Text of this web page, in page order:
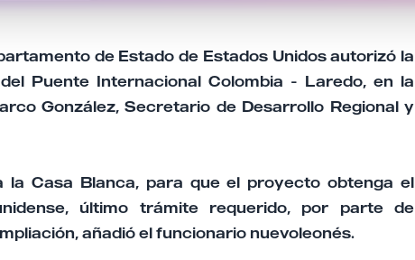
de Estado de Estados Unidos autorizó la
Puente Internacional Colombia - Laredo, en la
González, Secretario de Desarrollo Regional y
la Casa Blanca, para que el proyecto obtenga el
último trámite requerido, por parte de
añadió el funcionario nuevoleonés.